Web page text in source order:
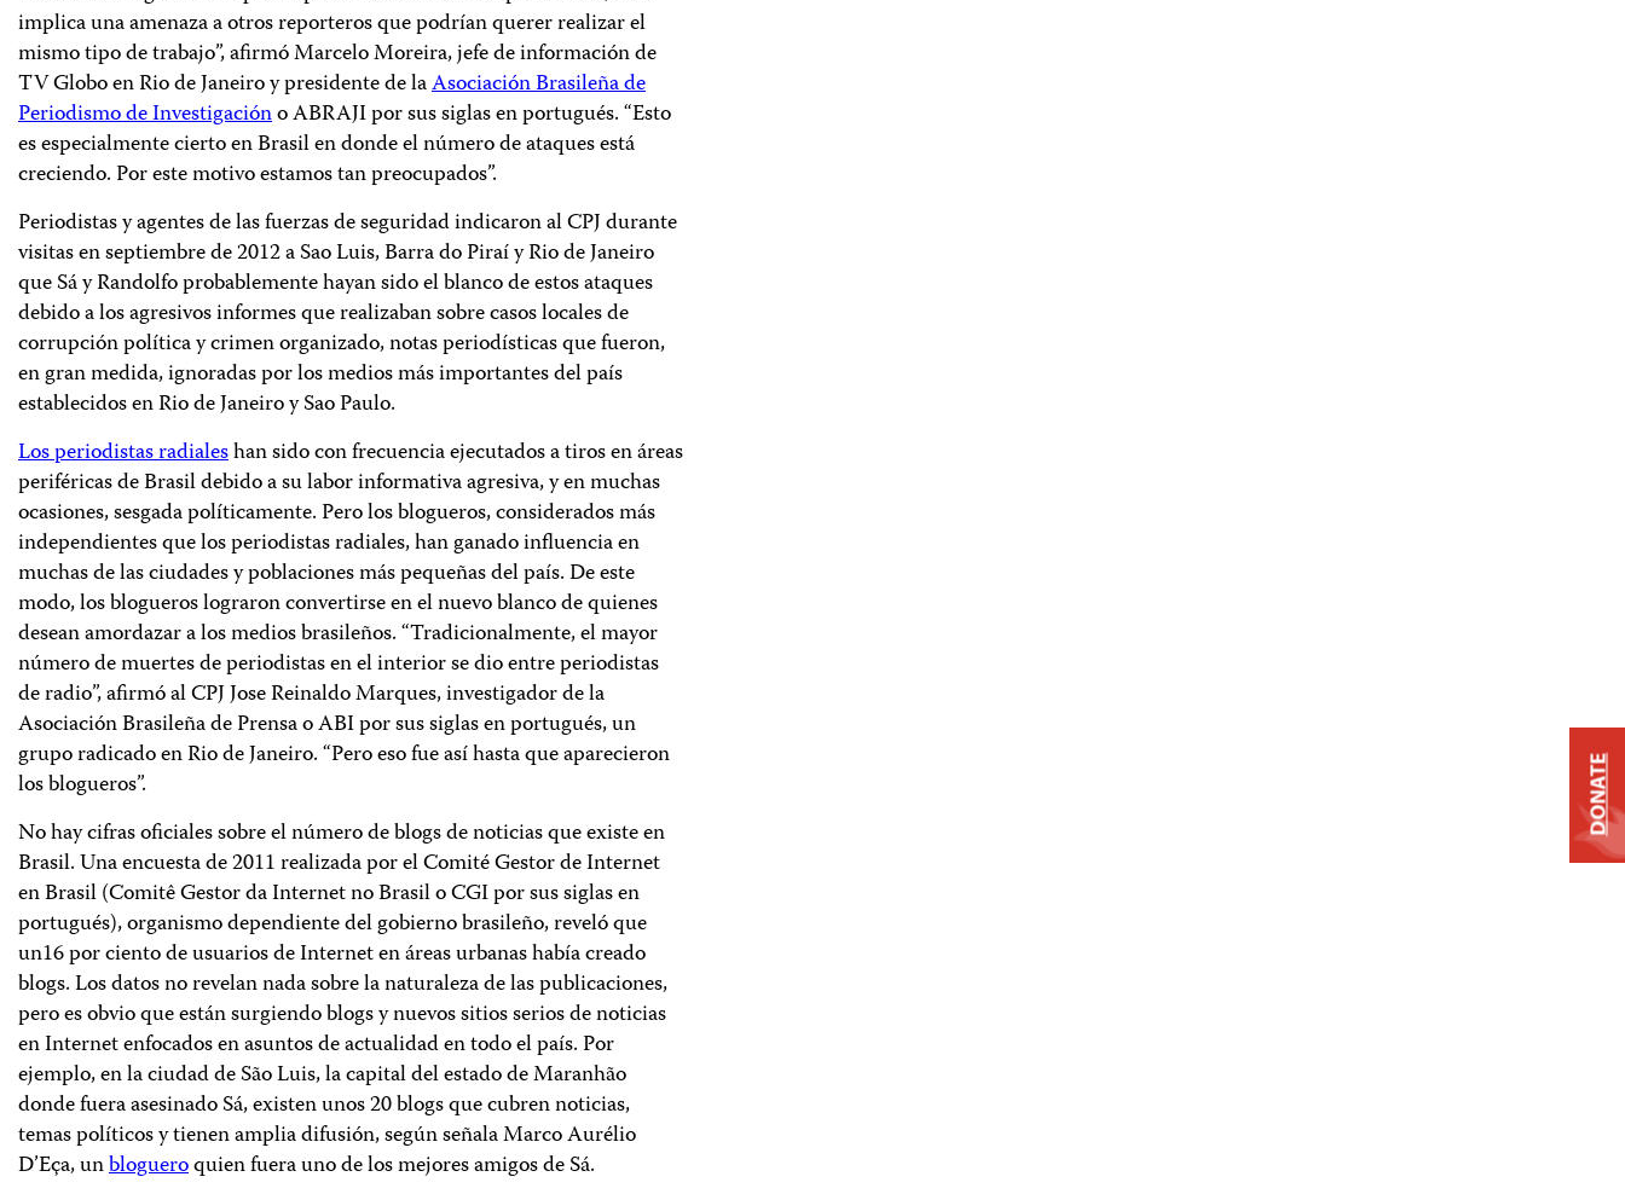
implica una amenaza a otros reporteros que podrían querer realizar el
mismo tipo de trabajo”, afirmó Marcelo Moreira, jefe de información de
TV Globo en Rio de Janeiro y presidente de laAsociación Brasileña de
Periodismo de Investigacióno ABRAJI por sus siglas en portugués. “Esto
es especialmente cierto en Brasil en donde el número de ataques está
creciendo. Por este motivo estamos tan preocupados”.
Periodistas y agentes de las fuerzas de seguridad indicaron al CPJ durante
visitas en septiembre de 2012 a Sao Luis, Barra do Piraí y Rio de Janeiro
que Sá y Randolfo probablemente hayan sido el blanco de estos ataques
debido a los agresivos informes que realizaban sobre casos locales de
corrupción política y crimen organizado, notas periodísticas que fueron,
en gran medida, ignoradas por los medios más importantes del país
establecidos en Rio de Janeiro y Sao Paulo.
Los periodistas radialeshan sido con frecuencia ejecutados a tiros en áreas
periféricas de Brasil debido a su labor informativa agresiva, y en muchas
ocasiones, sesgada políticamente. Pero los blogueros, considerados más
independientes que los periodistas radiales, han ganado influencia en
muchas de las ciudades y poblaciones más pequeñas del país. De este
modo, los blogueros lograron convertirse en el nuevo blanco de quienes
desean amordazar a los medios brasileños. “Tradicionalmente, el mayor
número de muertes de periodistas en el interior se dio entre periodistas
de radio”, afirmó al CPJ Jose Reinaldo Marques, investigador de la
Asociación Brasileña de Prensa o ABI por sus siglas en portugués, un
grupo radicado en Rio de Janeiro. “Pero eso fue así hasta que aparecieron
los blogueros”.
No hay cifras oficiales sobre el número de blogs de noticias que existe en
Brasil. Una encuesta de 2011 realizada por el Comité Gestor de Internet
en Brasil (Comitê Gestor da Internet no Brasil o CGI por sus siglas en
portugués), organismo dependiente del gobierno brasileño, reveló que
un16 por ciento de usuarios de Internet en áreas urbanas había creado
blogs. Los datos no revelan nada sobre la naturaleza de las publicaciones,
pero es obvio que están surgiendo blogs y nuevos sitios serios de noticias
en Internet enfocados en asuntos de actualidad en todo el país. Por
ejemplo, en la ciudad de São Luis, la capital del estado de Maranhão
donde fuera asesinado Sá, existen unos 20 blogs que cubren noticias,
temas políticos y tienen amplia difusión, según señala Marco Aurélio
D’Eça, unblogueroquien fuera uno de los mejores amigos de Sá.
DONATE